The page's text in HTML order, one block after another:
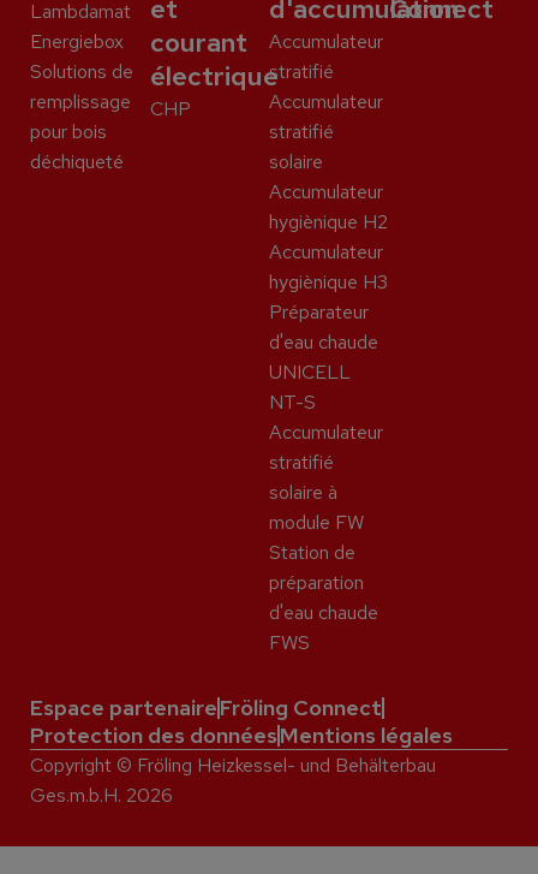
Lambdamat
Energiebox
Solutions de
remplissage
pour bois
déchiqueté
et
courant
électrique
CHP
d'accumulation
Accumulateur
stratifié
Accumulateur
stratifié
solaire
Accumulateur
hygiènique H2
Accumulateur
hygiènique H3
Préparateur
d'eau chaude
UNICELL
NT-S
Accumulateur
stratifié
solaire à
module FW
Station de
préparation
d'eau chaude
FWS
Connect
Espace partenaireFröling Connect
Protection des donnéesMentions légales
Copyright © Fröling Heizkessel- und Behälterbau
Ges.m.b.H. 2026